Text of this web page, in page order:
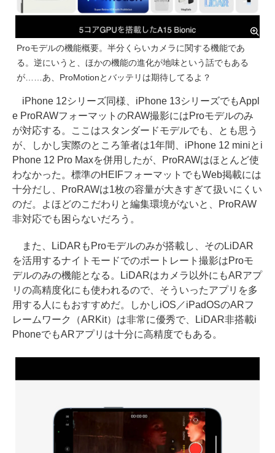
Proモデルの機能概要。半分くらいカメラに関する機能であ
る。逆にいうと、ほかの機能の進化が地味という話でもある
が……あ、ProMotionとバッテリは期待してるよ？
iPhone 12シリーズ同様、iPhone 13シリーズでもAppl
e ProRAWフォーマットのRAW撮影にはProモデルのみ
が対応する。ここはスタンダードモデルでも、とも思う
が、しかし実際のところ筆者は1年間、iPhone 12 miniとi
Phone 12 Pro Maxを併用したが、ProRAWはほとんど使
わなかった。標準のHEIFフォーマットでもWeb掲載には
十分だし、ProRAWは1枚の容量が大きすぎて扱いにくい
のだ。よほどのこだわりと編集環境がないと、ProRAW
非対応でも困らないだろう。
また、LiDARもProモデルのみが搭載し、そのLiDAR
を活用するナイトモードでのポートレート撮影はProモ
デルのみの機能となる。LiDARはカメラ以外にもARアプ
リの高精度化にも使われるので、そういったアプリを多
用する人にもおすすめだ。しかしiOS／iPadOSのARフ
レームワーク（ARKit）は非常に優秀で、LiDAR非搭載i
PhoneでもARアプリは十分に高精度でもある。